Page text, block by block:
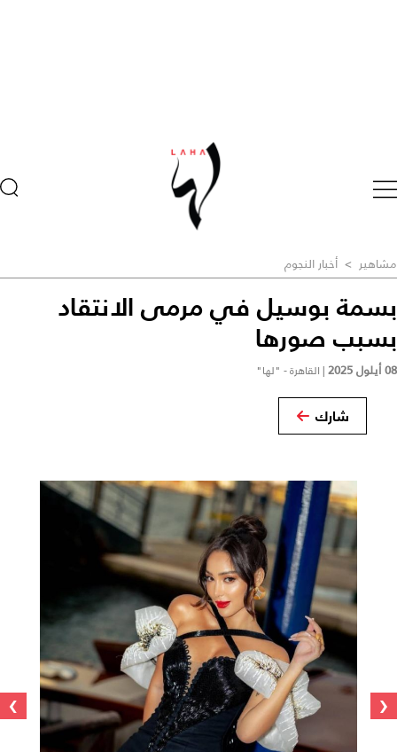
مشاهير > أخبار النجوم
بسمة بوسيل في مرمى الانتقاد
بسبب صورها
08 أيلول 2025 | القاهرة - "لها"
شارك
‹
›